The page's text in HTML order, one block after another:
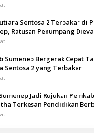
Sentosa 2 Terbakar di
Ratusan Penumpang
Sumenep Bergerak Cepat
Sentosa 2 yang Terbakar
Jadi Rujukan
Terkesan Pendidikan